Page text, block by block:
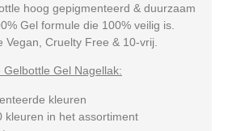
hoog gepigmenteerd & duurzaam
Gel formule die 100% veilig is.
Vegan, Cruelty Free & 10-vrij.
Gel Nagellak:
kleuren
kleuren in het assortiment